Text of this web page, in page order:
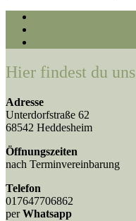
Hier findest du uns
Adresse
Unterdorfstraße 62
68542 Heddesheim
Öffnungszeiten
nach Terminvereinbarung
Telefon
017647706862
perWhatsapp